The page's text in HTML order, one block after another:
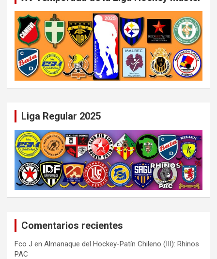
Liga Regular 2025
Comentarios recientes
Fco J en Almanaque del Hockey-Patín Chileno (III): Rhinos
PAC